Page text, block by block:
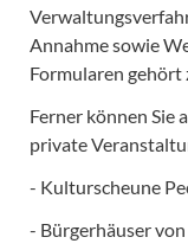
Annahme sowie
Formularen gehört
Ferner können Sie
private
- Kulturscheune
- Bürgerhäuser